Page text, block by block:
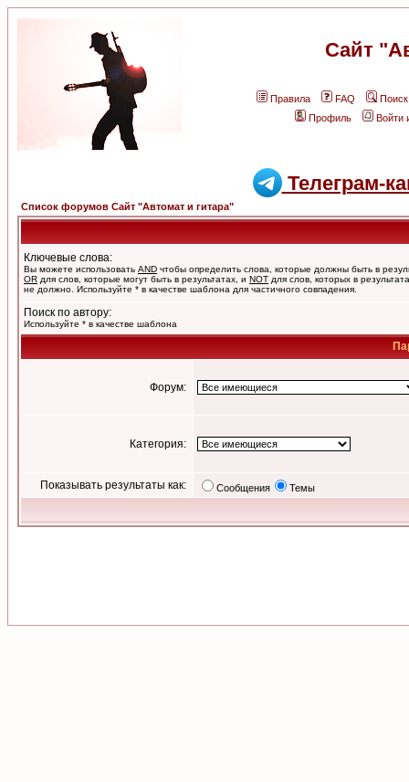
Сайт
Правила FAQ
Поиск
Профиль
Войти
Телеграм-
Список форумов Сайт "Автомат и гитара"
Ключевые слова:
Вы можете использовать AND чтобы определить слова, которые должны быть в
OR для слов, которые могут быть в результатах, и NOT для слов, которых в
не должно. Используйте * в качестве шаблона для частичного совпадения.
Поиск по автору:
Используйте * в качестве шаблона
Форум:
Категория:
Показывать результаты как: Сообщения Темы